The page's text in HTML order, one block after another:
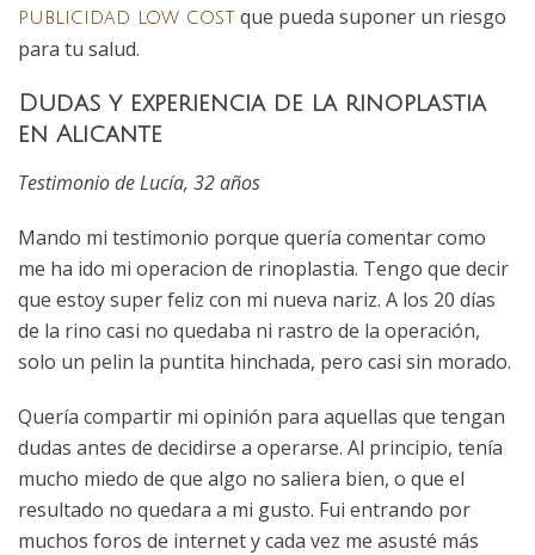
publicidad low cost que pueda suponer un riesgo
para tu salud.
Dudas y experiencia de la rinoplastia
en Alicante
Testimonio de Lucía, 32 años
Mando mi testimonio porque quería comentar como
me ha ido mi operacion de rinoplastia. Tengo que decir
que estoy super feliz con mi nueva nariz. A los 20 días
de la rino casi no quedaba ni rastro de la operación,
solo un pelin la puntita hinchada, pero casi sin morado.
Quería compartir mi opinión para aquellas que tengan
dudas antes de decidirse a operarse. Al principio, tenía
mucho miedo de que algo no saliera bien, o que el
resultado no quedara a mi gusto. Fui entrando por
muchos foros de internet y cada vez me asusté más